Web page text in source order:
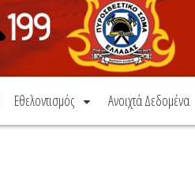
Εθελοντισμός Ανοιχτά Δεδομένα